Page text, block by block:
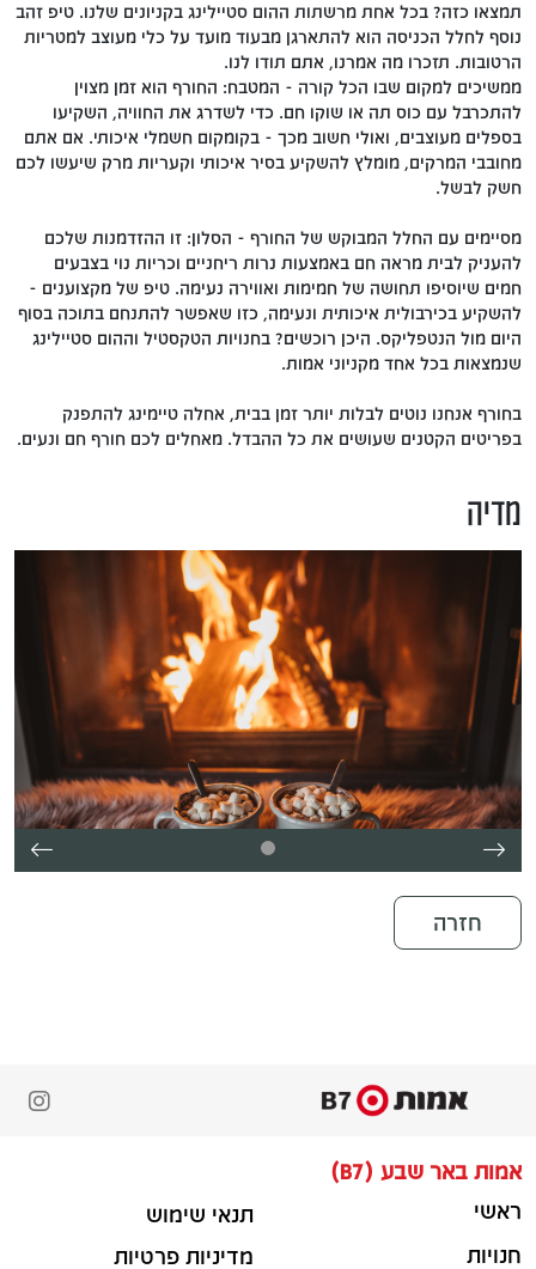
תמצאו כזה? בכל אחת מרשתות ההום סטיילינג בקניונים שלנו. טיפ זהב
נוסף לחלל הכניסה הוא להתארגן מבעוד מועד על כלי מעוצב למטריות
הרטובות. תזכרו מה אמרנו, אתם תודו לנו.
ממשיכים למקום שבו הכל קורה - המטבח: החורף הוא זמן מצוין
להתכרבל עם כוס תה או שוקו חם. כדי לשדרג את החוויה, השקיעו
בספלים מעוצבים, ואולי חשוב מכך - בקומקום חשמלי איכותי. אם אתם
מחובבי המרקים, מומלץ להשקיע בסיר איכותי וקעריות מרק שיעשו לכם
חשק לבשל.
מסיימים עם החלל המבוקש של החורף - הסלון: זו ההזדמנות שלכם
להעניק לבית מראה חם באמצעות נרות ריחניים וכריות נוי בצבעים
חמים שיוסיפו תחושה של חמימות ואווירה נעימה. טיפ של מקצוענים -
להשקיע בכירבולית איכותית ונעימה, כזו שאפשר להתנחם בתוכה בסוף
היום מול הנטפליקס. היכן רוכשים? בחנויות הטקסטיל וההום סטיילינג
שנמצאות בכל אחד מקניוני אמות.
בחורף אנחנו נוטים לבלות יותר זמן בבית, אחלה טיימינג להתפנק
בפריטים הקטנים שעושים את כל ההבדל. מאחלים לכם חורף חם ונעים.
מדיה
חזרה
אמות באר שבע (B7)
ראשי
חנויות
תנאי שימוש
מדיניות פרטיות